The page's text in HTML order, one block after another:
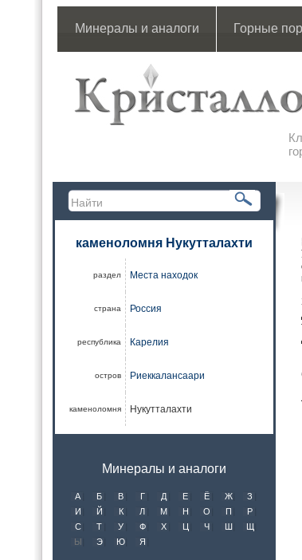
Минералы и аналоги Горные
каменоломня Нукутталахти
раздел Места находок
страна Россия
республика Карелия
остров Риеккалансаари
каменоломня Нукутталахти
Минералы и аналоги
А Б В Г Д Е Ё Ж
З
И
Й К Л М Н О П
Р
С
Т У Ф Х Ц Ч Ш
Щ
Ы
Э Ю Я